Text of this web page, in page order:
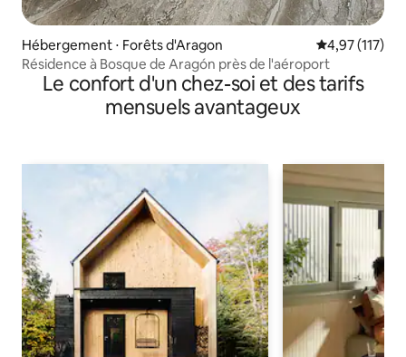
Hébergement ⋅ Forêts d'Aragon Évaluation
4,97 (117)
Résidence à Bosque de Aragón près de l'aéroport
Le confort d'un chez-soi et des tarifs
mensuels avantageux